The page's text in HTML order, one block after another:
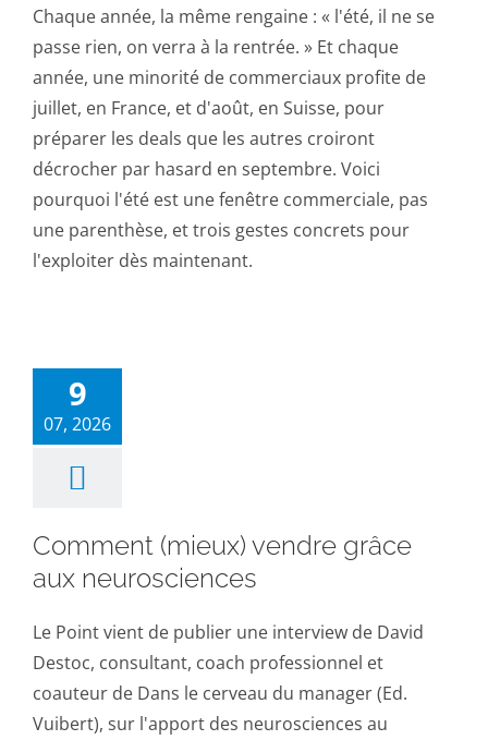
Chaque année, la même rengaine : « l'été, il ne se
passe rien, on verra à la rentrée. » Et chaque
année, une minorité de commerciaux profite de
juillet, en France, et d'août, en Suisse, pour
préparer les deals que les autres croiront
décrocher par hasard en septembre. Voici
pourquoi l'été est une fenêtre commerciale, pas
une parenthèse, et trois gestes concrets pour
l'exploiter dès maintenant.
9
07, 2026
Comment (mieux) vendre grâce
aux neurosciences
Le Point vient de publier une interview de David
Destoc, consultant, coach professionnel et
coauteur de Dans le cerveau du manager (Ed.
Vuibert), sur l'apport des neurosciences au